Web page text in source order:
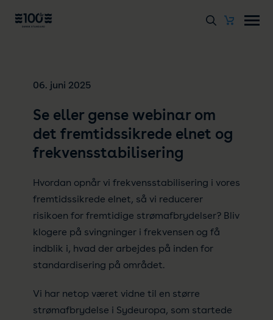
06. juni 2025
Se eller gense webinar om
det fremtidssikrede elnet og
frekvensstabilisering
Hvordan opnår vi frekvensstabilisering i vores
fremtidssikrede elnet, så vi reducerer
risikoen for fremtidige strømafbrydelser? Bliv
klogere på svingninger i frekvensen og få
indblik i, hvad der arbejdes på inden for
standardisering på området.
Vi har netop været vidne til en større
strømafbrydelse i Sydeuropa, som startede